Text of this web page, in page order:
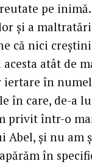
pe inimă.
și a
că nici
atât de
iertare în
în care, de-a
privit într-o
Abel, și nu am
în